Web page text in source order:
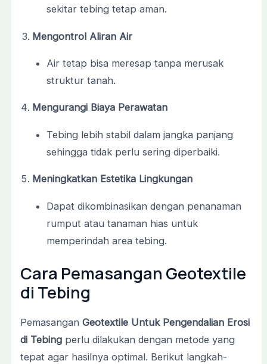
sekitar tebing tetap aman.
Mengontrol Aliran Air
Air tetap bisa meresap tanpa merusak
struktur tanah.
Mengurangi Biaya Perawatan
Tebing lebih stabil dalam jangka panjang
sehingga tidak perlu sering diperbaiki.
Meningkatkan Estetika Lingkungan
Dapat dikombinasikan dengan penanaman
rumput atau tanaman hias untuk
memperindah area tebing.
Cara Pemasangan Geotextile
di Tebing
Pemasangan Geotextile Untuk Pengendalian Erosi
di Tebingperlu dilakukan dengan metode yang
tepat agar hasilnya optimal. Berikut langkah-